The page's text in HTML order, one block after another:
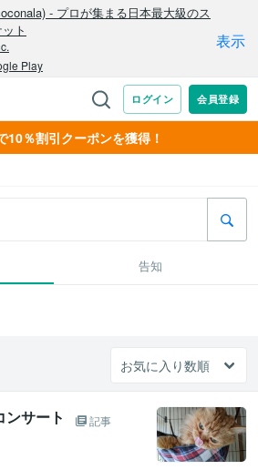
10％割引クーポンを獲得！
告知
サート
記事